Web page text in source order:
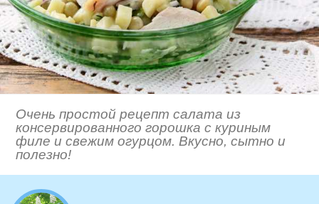
Очень простой рецепт салата из
консервированного горошка с куриным
филе и свежим огурцом. Вкусно, сытно и
полезно!